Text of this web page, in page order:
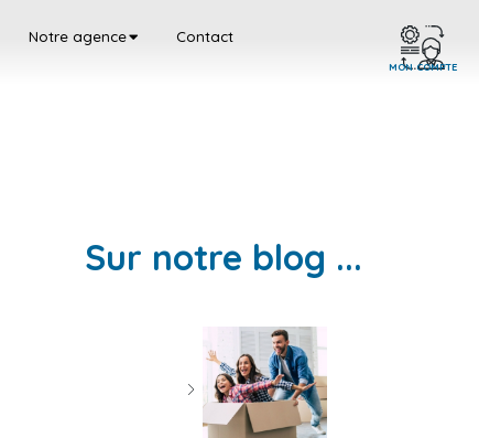
Notre agence Contact
MON COMPTE
Sur notre blog ...